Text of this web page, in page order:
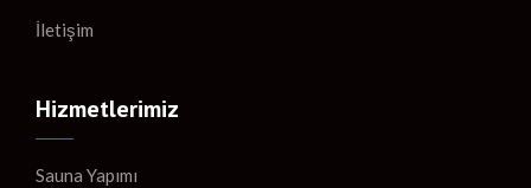
İletişim
Hizmetlerimiz
Sauna Yapımı